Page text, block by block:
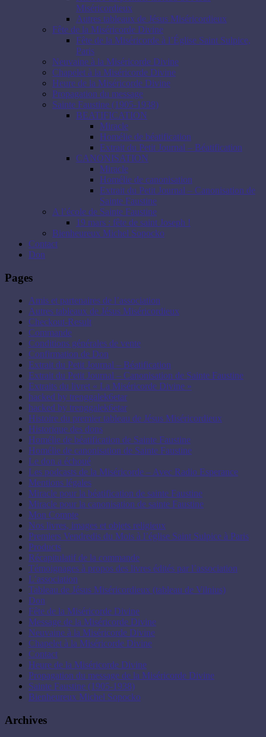
Miséricordieux
Autres tableaux de Jésus Miséricordieux
Fête de la Miséricorde Divine
Fête de la Miséricorde à l’Église Saint Sulpice,
Paris
Neuvaine à la Miséricorde Divine
Chapelet à la Miséricorde Divine
Heure de la Miséricorde Divine
Propagation du message
Sainte Faustine (1905-1938)
BEATIFICATION
Miracle
Homélie de béatification
Extrait du Petit Journal – Béatification
CANONISATION
Miracle
Homélie de canonisation
Extrait du Petit Journal – Canonisation de
Sainte Faustine
A l’école de Sainte Faustine
19 mars : fête de saint Joseph !
Bienheureux Michel Sopocko
Contact
Don
Pages
Amis et partenaires de l’association
Autres tableaux de Jésus Miséricordieux
Checkout-Result
Commande
Conditions générales de vente
Confirmation de Don
Extrait du Petit Journal – Béatification
Extrait du Petit Journal – Canonisation de Sainte Faustine
Extraits du livret « La Miséricorde Divine »
hacked by trenggalek6etar
hacked by trenggalek6etar
Histoire du premier tableau de Jésus Miséricordieux
Historique des dons
Homélie de béatification de Sainte Faustine
Homélie de canonisation de Sainte Faustine
Le don a échoué
Les podcasts de la Miséricorde – Avec Radio Esperance
Mentions légales
Miracle pour la béatification de sainte Faustine
Miracle pour la canonisation de sainte Faustine
Mon Compte
Nos livres, images et objets religieux
Premiers Vendredis du Mois à l’église Saint Sulpice à Paris
Products
Récapitulatif de la commande
Témoignages à propos des livres édités par l’association
L’association
Tableau de Jésus Miséricordieux (tableau de Vilnius)
Don
Fête de la Miséricorde Divine
Message de la Miséricorde Divine
Neuvaine à la Miséricorde Divine
Chapelet à la Miséricorde Divine
Contact
Heure de la Miséricorde Divine
Propagation du message de la Miséricorde Divine
Sainte Faustine (1905-1938)
Bienheureux Michel Sopocko
Archives